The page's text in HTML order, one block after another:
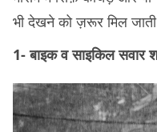
भी देखने को ज़रूर मिल
1- बाइक व साइकिल सवार